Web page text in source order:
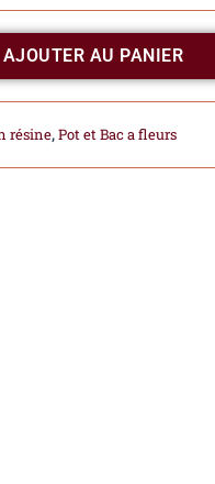
AJOUTER AU PANIER
résine,Pot et Bac a fleurs